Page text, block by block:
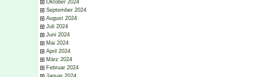
Oktober 2024
September 2024
August 2024
Juli 2024
Juni 2024
Mai 2024
April 2024
März 2024
Februar 2024
Januar 2024